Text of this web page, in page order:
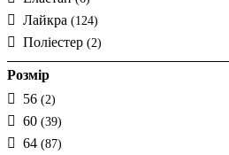
Лайкра (124)
Поліестер (2)
Розмір
56 (2)
60 (39)
64 (87)